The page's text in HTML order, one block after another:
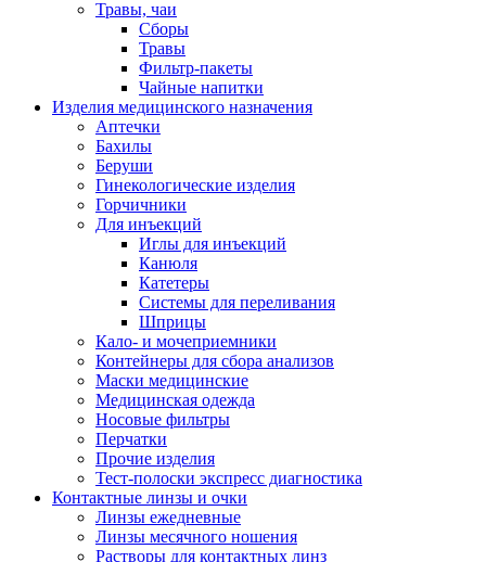
Травы, чаи
Сборы
Травы
Фильтр-пакеты
Чайные напитки
Изделия медицинского назначения
Аптечки
Бахилы
Беруши
Гинекологические изделия
Горчичники
Для инъекций
Иглы для инъекций
Канюля
Катетеры
Системы для переливания
Шприцы
Кало- и мочеприемники
Контейнеры для сбора анализов
Маски медицинские
Медицинская одежда
Носовые фильтры
Перчатки
Прочие изделия
Тест-полоски экспресс диагностика
Контактные линзы и очки
Линзы ежедневные
Линзы месячного ношения
Растворы для контактных линз